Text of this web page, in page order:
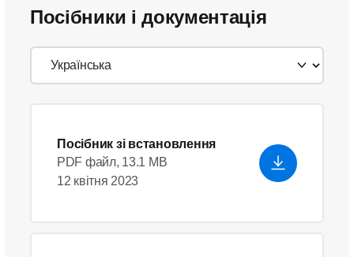
Посібники і документація
Посібник зі встановлення
PDF файл, 13.1 MB
12 квітня 2023